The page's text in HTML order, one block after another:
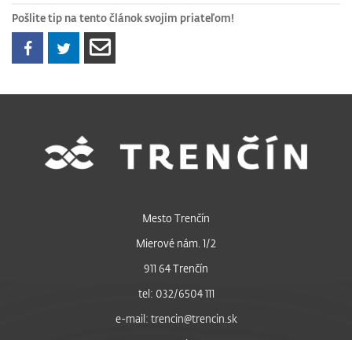
Pošlite tip na tento článok svojim priateľom!
Mesto Trenčín
Mierové nám. 1/2
911 64 Trenčín
tel: 032/6504 111
e-mail: trencin@trencin.sk